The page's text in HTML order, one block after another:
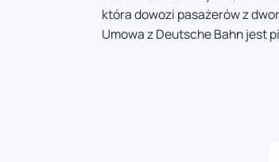
która dowozi pasażerów z
Umowa z Deutsche Bahn jest